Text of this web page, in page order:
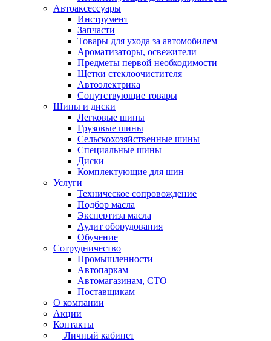
Автоаксессуары
Инструмент
Запчасти
Товары для ухода за автомобилем
Ароматизаторы, освежители
Предметы первой необходимости
Щетки стеклоочистителя
Автоэлектрика
Сопутствующие товары
Шины и диски
Легковые шины
Грузовые шины
Сельскохозяйственные шины
Специальные шины
Диски
Комплектующие для шин
Услуги
Техническое сопровождение
Подбор масла
Экспертиза масла
Аудит оборудования
Обучение
Сотрудничество
Промышленности
Автопаркам
Автомагазинам, СТО
Поставщикам
О компании
Акции
Контакты
Личный кабинет